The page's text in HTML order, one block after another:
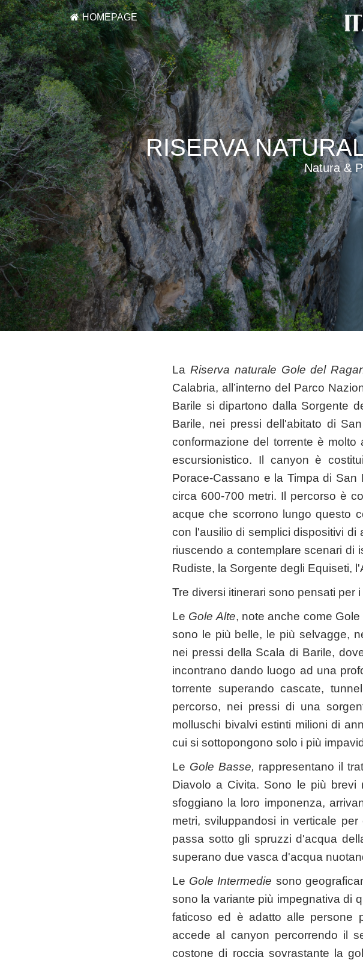
HOMEPAGE
RISERVA
Natura &
La Riserva naturale Gole del
Calabria, all’interno del Parco
Barile si dipartono dalla Sorgente
Barile, nei pressi dell'abitato di
conformazione del torrente è
escursionistico. Il canyon è
Porace-Cassano e la Timpa di
circa 600-700 metri. Il percorso è
acque che scorrono lungo questo
con l'ausilio di semplici dispositivi di
riuscendo a contemplare scenari di
Rudiste, la Sorgente degli Equiseti,
Tre diversi itinerari sono pensati per
Le Gole Alte, note anche come
sono le più belle, le più selvagge,
nei pressi della Scala di Barile,
incontrano dando luogo ad una
torrente superando cascate,
percorso, nei pressi di una
molluschi bivalvi estinti milioni di
cui si sottopongono solo i più
Le Gole Basse, rappresentano il
Diavolo a Civita. Sono le più
sfoggiano la loro imponenza,
metri, sviluppandosi in verticale
passa sotto gli spruzzi d'acqua
superano due vasca d'acqua
Le Gole Intermedie sono
sono la variante più impegnativa di
faticoso ed è adatto alle persone
accede al canyon percorrendo il
costone di roccia sovrastante la